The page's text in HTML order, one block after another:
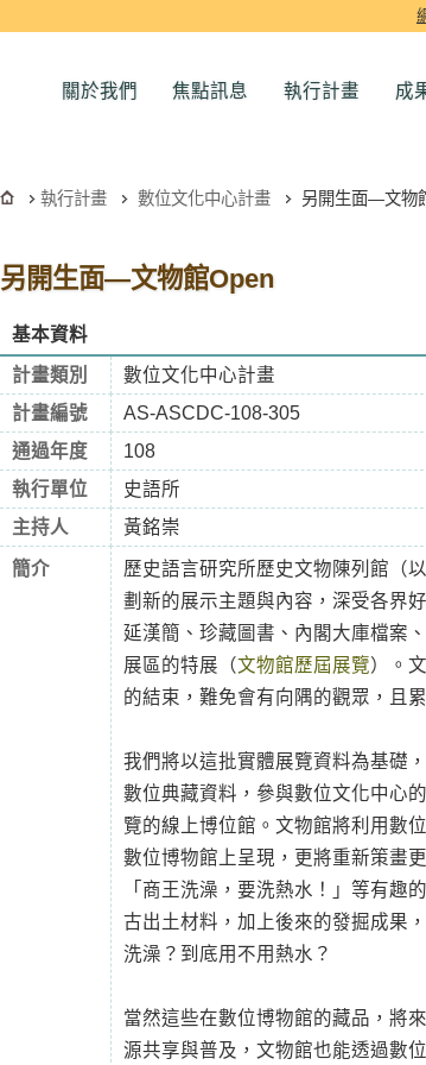
關於我們 焦點訊息 執行計畫 成
執行計畫 數位文化中心計畫 另開生面—文物
另開生面—文物館Open
基本資料
計畫類別
數位文化中心計畫
計畫編號
AS-ASCDC-108-305
通過年度
108
執行單位
史語所
主持人
黃銘崇
簡介
歷史語言研究所歷史文物陳列館（
劃新的展示主題與內容，深受各界
延漢簡、珍藏圖書、內閣大庫檔案
展區的特展（文物館歷屆展覽）。
的結束，難免會有向隅的觀眾，且
我們將以這批實體展覽資料為基礎
數位典藏資料，參與數位文化中心
覽的線上博位館。文物館將利用數
數位博物館上呈現，更將重新策畫
「商王洗澡，要洗熱水！」等有趣
古出土材料，加上後來的發掘成果
洗澡？到底用不用熱水？
當然這些在數位博物館的藏品，將
源共享與普及，文物館也能透過數